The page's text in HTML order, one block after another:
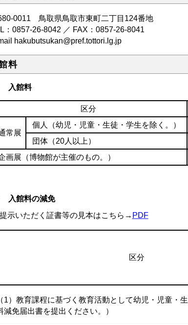
0011 鳥取県鳥取市東町二丁目124番地
： 0857-26-8042 ／ FAX：0857-26-8041
hakubutsukan@pref.tottori.lg.jp
料
入館料
区分
常展
個人（幼児・児童・生徒・学生を除く。）
団体（20人以上）
画展（博物館が主催のもの。）
入館料の減免
示いただく証書等の見本はこちら→ PDF
区分
（1）教育課程に基づく教育活動として幼児・児童・
減免届出書を提出ください。）